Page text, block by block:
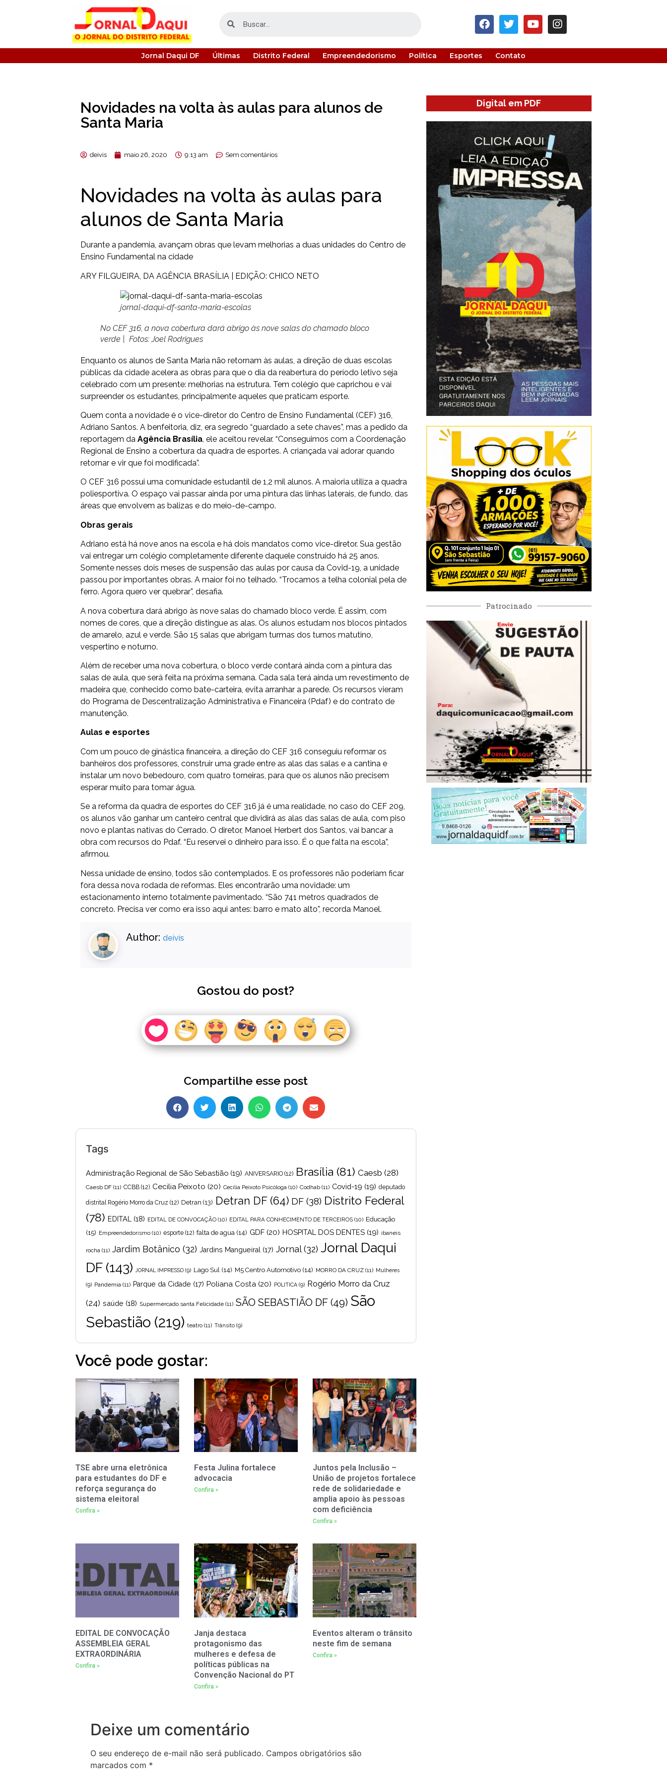
Jornal Daqui DF Últimas Distrito Federal Empreendedorismo Política Esportes Contato
Novidades na volta às aulas para alunos de
Santa Maria
deivis maio 26, 2020 9:13 am Sem comentários
Novidades na volta às aulas para
alunos de Santa Maria
Durante a pandemia, avançam obras que levam melhorias a duas unidades do Centro de
Ensino Fundamental na cidade
ARY FILGUEIRA, DA AGÊNCIA BRASÍLIA | EDIÇÃO: CHICO NETO
jornal-daqui-df-santa-maria-escolas
No CEF 316, a nova cobertura dará abrigo às nove salas do chamado bloco
verde | Fotos: Joel Rodrigues
Enquanto os alunos de Santa Maria não retornam às aulas, a direção de duas escolas
públicas da cidade acelera as obras para que o dia da reabertura do período letivo seja
celebrado com um presente: melhorias na estrutura. Tem colégio que caprichou e vai
surpreender os estudantes, principalmente aqueles que praticam esporte.
Quem conta a novidade é o vice-diretor do Centro de Ensino Fundamental (CEF) 316,
Adriano Santos. A benfeitoria, diz, era segredo “guardado a sete chaves”, mas a pedido da
reportagem da Agência Brasília, ele aceitou revelar. “Conseguimos com a Coordenação
Regional de Ensino a cobertura da quadra de esportes. A criançada vai adorar quando
retornar e vir que foi modificada”.
O CEF 316 possui uma comunidade estudantil de 1,2 mil alunos. A maioria utiliza a quadra
poliesportiva. O espaço vai passar ainda por uma pintura das linhas laterais, de fundo, das
áreas que envolvem as balizas e do meio-de-campo.
Obras gerais
Adriano está há nove anos na escola e há dois mandatos como vice-diretor. Sua gestão
vai entregar um colégio completamente diferente daquele construído há 25 anos.
Somente nesses dois meses de suspensão das aulas por causa da Covid-19, a unidade
passou por importantes obras. A maior foi no telhado. “Trocamos a telha colonial pela de
ferro. Agora quero ver quebrar”, desafia.
A nova cobertura dará abrigo às nove salas do chamado bloco verde. É assim, com
nomes de cores, que a direção distingue as alas. Os alunos estudam nos blocos pintados
de amarelo, azul e verde. São 15 salas que abrigam turmas dos turnos matutino,
vespertino e noturno.
Além de receber uma nova cobertura, o bloco verde contará ainda com a pintura das
salas de aula, que será feita na próxima semana. Cada sala terá ainda um revestimento de
madeira que, conhecido como bate-carteira, evita arranhar a parede. Os recursos vieram
do Programa de Descentralização Administrativa e Financeira (Pdaf) e do contrato de
manutenção.
Aulas e esportes
Com um pouco de ginástica financeira, a direção do CEF 316 conseguiu reformar os
banheiros dos professores, construir uma grade entre as alas das salas e a cantina e
instalar um novo bebedouro, com quatro torneiras, para que os alunos não precisem
esperar muito para tomar água.
Se a reforma da quadra de esportes do CEF 316 já é uma realidade, no caso do CEF 209,
os alunos vão ganhar um canteiro central que dividirá as alas das salas de aula, com piso
novo e plantas nativas do Cerrado. O diretor, Manoel Herbert dos Santos, vai bancar a
obra com recursos do Pdaf. “Eu reservei o dinheiro para isso. É o que falta na escola”,
afirmou.
Nessa unidade de ensino, todos são contemplados. E os professores não poderiam ficar
fora dessa nova rodada de reformas. Eles encontrarão uma novidade: um
estacionamento interno totalmente pavimentado. “São 741 metros quadrados de
concreto. Precisa ver como era isso aqui antes: barro e mato alto”, recorda Manoel.
Author: deivis
Gostou do post?
Compartilhe esse post
Tags
Administração Regional de São Sebastião (19) ANIVERSARIO (12) Brasília (81) Caesb (28)
Caesb DF (11) CCBB (12) Cecilia Peixoto (20) Cecília Peixoto Psicóloga (10) Codhab (11) Covid-19 (19) deputado
distrital Rogério Morro da Cruz (12) Detran (13) Detran DF(64) DF (38) Distrito Federal
(78) EDITAL (18) EDITAL DE CONVOCAÇÃO (10) EDITAL PARA CONHECIMENTO DE TERCEIROS (10) Educação
(15) Empreendedorismo (10) esporte (12) falta de agua (14) GDF (20) HOSPITAL DOS DENTES (19) ibaneis
rocha (11) Jardim Botânico (32) Jardins Mangueiral (17) Jornal(32) Jornal Daqui
DF(143) JORNAL IMPRESSO (9) Lago Sul (14) M5 Centro Automotivo (14) MORRO DA CRUZ (11) Mulheres
(9) Pandemia (11) Parque da Cidade (17) Poliana Costa (20) POLITICA (9) Rogério Morro da Cruz
(24) saúde (18) Supermercado santa Felicidade (11) SÃO SEBASTIÃO DF (49) São
Sebastião (219) teatro (11) Trânsito (9)
Você pode gostar:
TSE abre urna eletrônica
para estudantes do DF e
reforça segurança do
sistema eleitoral
Confira »
Festa Julina fortalece
advocacia
Confira »
Juntos pela Inclusão –
União de projetos fortalece
rede de solidariedade e
amplia apoio às pessoas
com deficiência
Confira »
EDITAL DE CONVOCAÇÃO
ASSEMBLEIA GERAL
EXTRAORDINÁRIA
Confira »
Janja destaca
protagonismo das
mulheres e defesa de
políticas públicas na
Convenção Nacional do PT
Confira »
Eventos alteram o trânsito
neste fim de semana
Confira »
Deixe um comentário
O seu endereço de e-mail não será publicado. Campos obrigatórios são
marcados com *
Digital em PDF
Patrocinado